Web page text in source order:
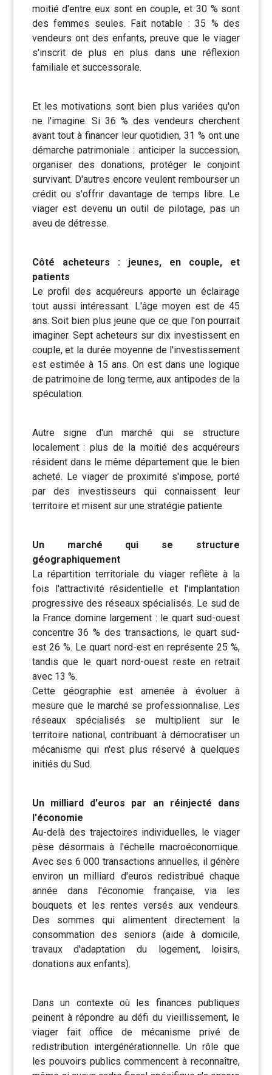
moitié d'entre eux sont en couple, et 30 % sont
des femmes seules. Fait notable : 35 % des
vendeurs ont des enfants, preuve que le viager
s'inscrit de plus en plus dans une réflexion
familiale et successorale.
Et les motivations sont bien plus variées qu'on
ne l'imagine. Si 36 % des vendeurs cherchent
avant tout à financer leur quotidien, 31 % ont une
démarche patrimoniale : anticiper la succession,
organiser des donations, protéger le conjoint
survivant. D'autres encore veulent rembourser un
crédit ou s'offrir davantage de temps libre. Le
viager est devenu un outil de pilotage, pas un
aveu de détresse.
Côté acheteurs : jeunes, en couple, et
patients
Le profil des acquéreurs apporte un éclairage
tout aussi intéressant. L'âge moyen est de 45
ans. Soit bien plus jeune que ce que l'on pourrait
imaginer. Sept acheteurs sur dix investissent en
couple, et la durée moyenne de l'investissement
est estimée à 15 ans. On est dans une logique
de patrimoine de long terme, aux antipodes de la
spéculation.
Autre signe d'un marché qui se structure
localement : plus de la moitié des acquéreurs
résident dans le même département que le bien
acheté. Le viager de proximité s'impose, porté
par des investisseurs qui connaissent leur
territoire et misent sur une stratégie patiente.
Un marché qui se structure
géographiquement
La répartition territoriale du viager reflète à la
fois l'attractivité résidentielle et l'implantation
progressive des réseaux spécialisés. Le sud de
la France domine largement : le quart sud-ouest
concentre 36 % des transactions, le quart sud-
est 26 %. Le quart nord-est en représente 25 %,
tandis que le quart nord-ouest reste en retrait
avec 13 %.
Cette géographie est amenée à évoluer à
mesure que le marché se professionnalise. Les
réseaux spécialisés se multiplient sur le
territoire national, contribuant à démocratiser un
mécanisme qui n'est plus réservé à quelques
initiés du Sud.
Un milliard d'euros par an réinjecté dans
l'économie
Au-delà des trajectoires individuelles, le viager
pèse désormais à l'échelle macroéconomique.
Avec ses 6 000 transactions annuelles, il génère
environ un milliard d'euros redistribué chaque
année dans l'économie française, via les
bouquets et les rentes versés aux vendeurs.
Des sommes qui alimentent directement la
consommation des seniors (aide à domicile,
travaux d'adaptation du logement, loisirs,
donations aux enfants).
Dans un contexte où les finances publiques
peinent à répondre au défi du vieillissement, le
viager fait office de mécanisme privé de
redistribution intergénérationnelle. Un rôle que
les pouvoirs publics commencent à reconnaître,